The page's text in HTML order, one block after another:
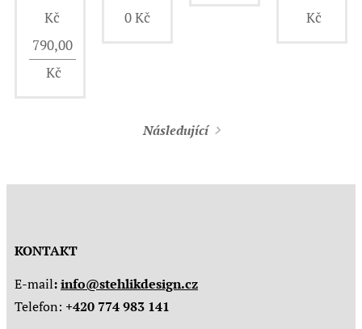
Kč
790,00
Kč
0Kč
Kč
Následující
KONTAKT
E-mail:info@stehlikdesign.cz
Telefon: +420 774 983 141